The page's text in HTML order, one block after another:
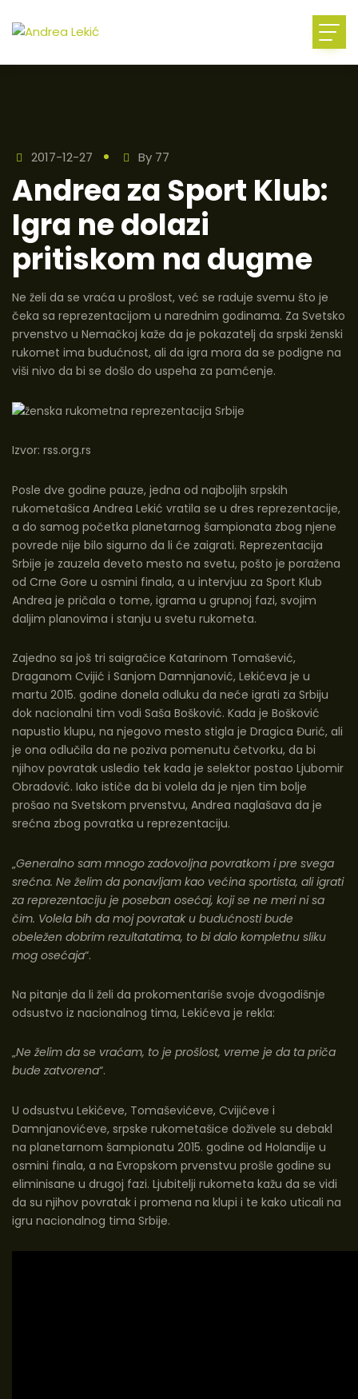
2017-12-27 By 77
Andrea za Sport Klub:
Igra ne dolazi
pritiskom na dugme
Ne želi da se vraća u prošlost, već se raduje svemu što je
čeka sa reprezentacijom u narednim godinama. Za Svetsko
prvenstvo u Nemačkoj kaže da je pokazatelj da srpski ženski
rukomet ima budućnost, ali da igra mora da se podigne na
viši nivo da bi se došlo do uspeha za pamćenje.
Izvor: rss.org.rs
Posle dve godine pauze, jedna od najboljih srpskih
rukometašica Andrea Lekić vratila se u dres reprezentacije,
a do samog početka planetarnog šampionata zbog njene
povrede nije bilo sigurno da li će zaigrati. Reprezentacija
Srbije je zauzela deveto mesto na svetu, pošto je poražena
od Crne Gore u osmini finala, a u intervjuu za Sport Klub
Andrea je pričala o tome, igrama u grupnoj fazi, svojim
daljim planovima i stanju u svetu rukometa.
Zajedno sa još tri saigračice Katarinom Tomašević,
Draganom Cvijić i Sanjom Damnjanović, Lekićeva je u
martu 2015. godine donela odluku da neće igrati za Srbiju
dok nacionalni tim vodi Saša Bošković. Kada je Bošković
napustio klupu, na njegovo mesto stigla je Dragica Đurić, ali
je ona odlučila da ne poziva pomenutu četvorku, da bi
njihov povratak usledio tek kada je selektor postao Ljubomir
Obradović. Iako ističe da bi volela da je njen tim bolje
prošao na Svetskom prvenstvu, Andrea naglašava da je
srećna zbog povratka u reprezentaciju.
„Generalno sam mnogo zadovoljna povratkom i pre svega
srećna. Ne želim da ponavljam kao većina sportista, ali igrati
za reprezentaciju je poseban osećaj, koji se ne meri ni sa
čim. Volela bih da moj povratak u budućnosti bude
obeležen dobrim rezultatatima, to bi dalo kompletnu sliku
mog osećaja“.
Na pitanje da li želi da prokomentariše svoje dvogodišnje
odsustvo iz nacionalnog tima, Lekićeva je rekla:
„Ne želim da se vraćam, to je prošlost, vreme je da ta priča
bude zatvorena“.
U odsustvu Lekićeve, Tomaševićeve, Cvijićeve i
Damnjanovićeve, srpske rukometašice doživele su debakl
na planetarnom šampionatu 2015. godine od Holandije u
osmini finala, a na Evropskom prvenstvu prošle godine su
eliminisane u drugoj fazi. Ljubitelji rukometa kažu da se vidi
da su njihov povratak i promena na klupi i te kako uticali na
igru nacionalnog tima Srbije.